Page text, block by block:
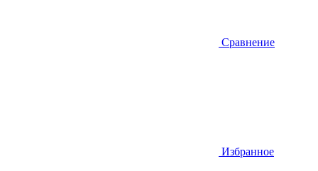
Сравнение
Избранное